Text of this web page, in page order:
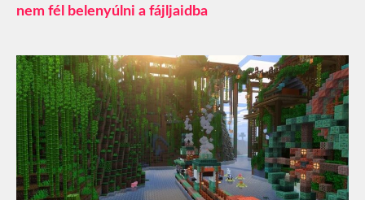
nem fél belenyúlni a fájljaidba